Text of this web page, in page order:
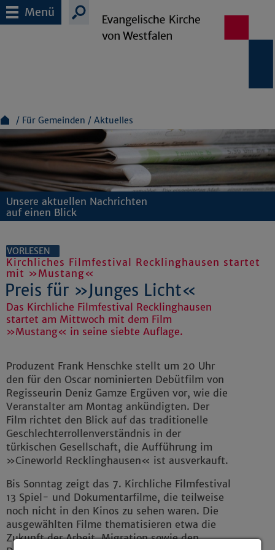
Menü
Für Gemeinden Aktuelles
Unsere aktuellen Nachrichten
auf einen Blick
VORLESEN
Kirchliches Filmfestival Recklinghausen startet
mit »Mustang«
Preis für »Junges Licht«
Das Kirchliche Filmfestival Recklinghausen
startet am Mittwoch mit dem Film
»Mustang« in seine siebte Auflage.
Produzent Frank Henschke stellt um 20 Uhr
den für den Oscar nominierten Debütfilm von
Regisseurin Deniz Gamze Ergüven vor, wie die
Veranstalter am Montag ankündigten. Der
Film richtet den Blick auf das traditionelle
Geschlechterrollenverständnis in der
türkischen Gesellschaft, die Aufführung im
»Cineworld Recklinghausen« ist ausverkauft.
Bis Sonntag zeigt das 7. Kirchliche Filmfestival
13 Spiel- und Dokumentarfilme, die teilweise
noch nicht in den Kinos zu sehen waren. Die
ausgewählten Filme thematisieren etwa die
Zukunft der Arbeit, Migration sowie den